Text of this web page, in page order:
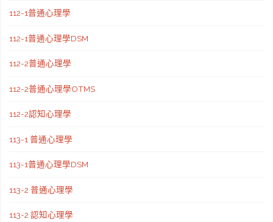
112-1普通心理學
112-1普通心理學DSM
112-2普通心理學
112-2普通心理學OTMS
112-2認知心理學
113-1 普通心理學
113-1普通心理學DSM
113-2 普通心理學
113-2 認知心理學